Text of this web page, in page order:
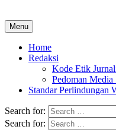
Menu
Home
Redaksi
Kode Etik
Pedoman Media
Standar Perlindungan
Search for:
Search for: